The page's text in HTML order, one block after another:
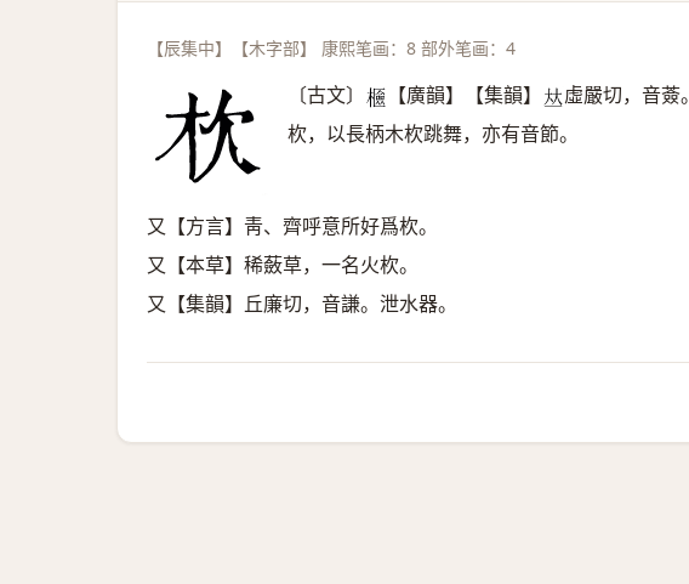
【辰集中】【木字部】 康熙笔画：8 部外笔画：4
〔古文〕 𣞘 【廣韻】【集韻】 𠀤虛嚴切，音薟
杴，以長柄木杴跳舞，亦有音節。
又【方言】靑、齊呼意所好爲杴。
又【本草】稀蘞草，一名火杴。
又【集韻】丘廉切，音謙。泄水器。